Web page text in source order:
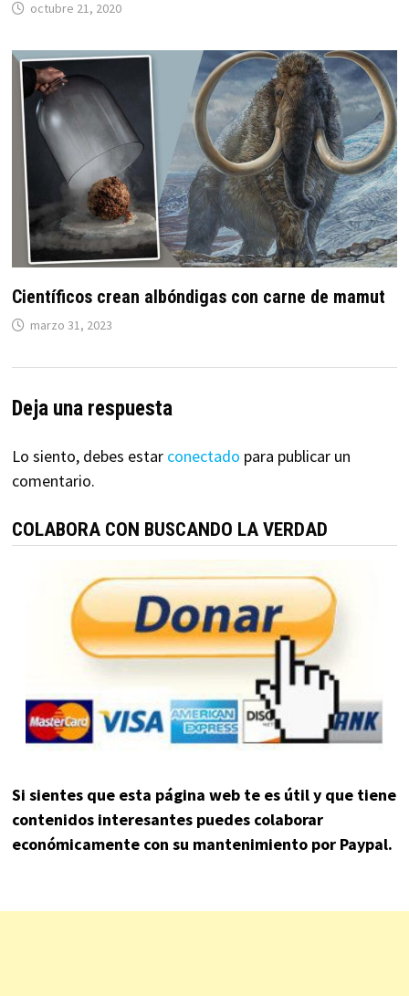
octubre 21, 2020
Científicos crean albóndigas con carne de mamut
marzo 31, 2023
Deja una respuesta
Lo siento, debes estar conectado para publicar un
comentario.
COLABORA CON BUSCANDO LA VERDAD
Si sientes que esta página web te es útil y que tiene
contenidos interesantes puedes colaborar
económicamente con su mantenimiento por Paypal.